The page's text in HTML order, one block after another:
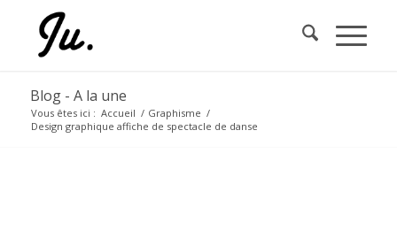
Blog - A la une
Vous êtes ici : Accueil / Graphisme /
Design graphique affiche de spectacle de danse